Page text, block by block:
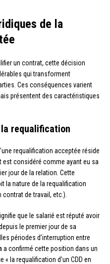
de la
un contrat, cette décision
qui transforment
Ces conséquences varient
présentent des caractéristiques
requalification
requalification acceptée réside
est considéré comme ayant eu sa
jour de la relation. Cette
la nature de la requalification
contrat de travail, etc.).
que le salarié est réputé avoir
le premier jour de sa
périodes d’interruption entre
a confirmé cette position dans un
la requalification d’un CDD en